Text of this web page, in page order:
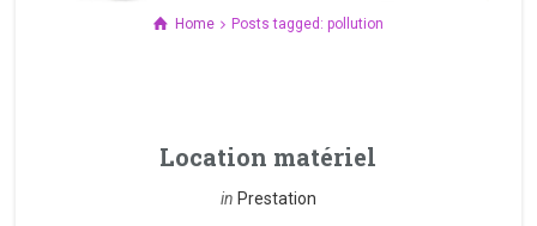
Home Posts tagged: pollution
Location matériel
in Prestation